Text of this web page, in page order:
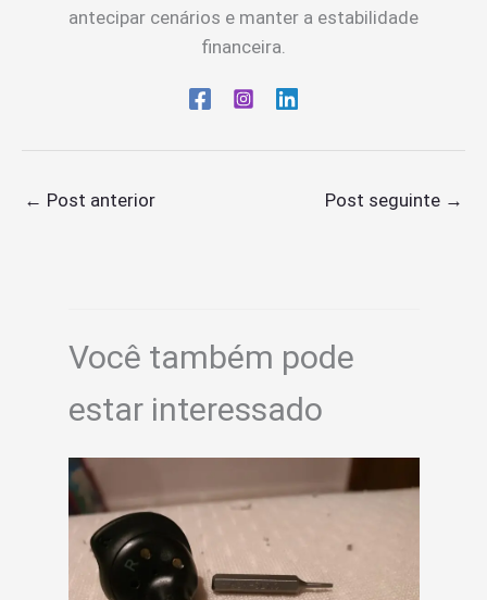
antecipar cenários e manter a estabilidade
financeira.
← Post anterior Post seguinte →
Você também pode
estar interessado